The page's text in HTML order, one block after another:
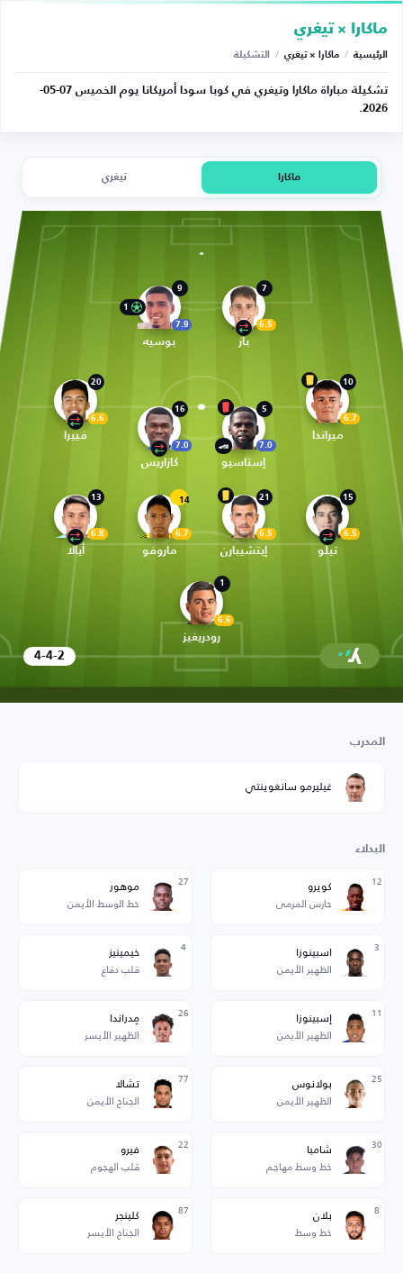
ماكارا × تيغري
الرئيسية / ماكارا × تيغري / التشكيلة
تشكيلة مباراة ماكارا وتيغري في كوبا سودا أمريكانا يوم الخميس 07-05-
2026.
ماكارا تيغري
9
7.9
1
بوسيه
7
6.5
باز
20
6.6
فييرا
16
7.0
كازاريس
5
7.0
إستاسيو
10
6.7
ميراندا
13
6.8
أيالا
14
6.7
ماروفو
21
6.5
إيتشيبارن
15
6.5
تيلو
1
6.6
رودريغيز
4-4-2
المدرب
غيليرمو سانغوينتي
البدلاء
12 كويرو
حارس المرمى
27 موهور
خط الوسط الأيمن
3 اسبينوزا
الظهير الأيمن
4 خيمينيز
قلب دفاع
11 إسبينوزا
الظهير الأيمن
26 مِدراندا
الظهير الأيسر
25 بولانوس
الظهير الأيمن
77 تشالا
الجناح الأيمن
30 شامبا
خط وسط مهاجم
22 فيرو
قلب الهجوم
8 بلان
خط وسط
87 كلينجر
الجناح الأيسر